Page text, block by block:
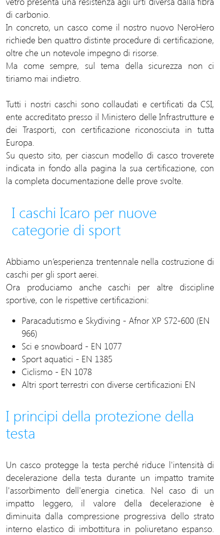
di carbonio.
In concreto, un casco come il nostro nuovo NeroHero
richiede ben quattro distinte procedure di certificazione,
oltre che un notevole impegno di risorse.
Ma come sempre, sul tema della sicurezza non ci
tiriamo mai indietro.
Tutti i nostri caschi sono collaudati e certificati da CSI,
ente accreditato presso il Ministero delle Infrastrutture e
dei Trasporti, con certificazione riconosciuta in tutta
Europa.
Su questo sito, per ciascun modello di casco troverete
indicata in fondo alla pagina la sua certificazione, con
la completa documentazione delle prove svolte.
I caschi Icaro per nuove
categorie di sport
Abbiamo un’esperienza trentennale nella costruzione di
caschi per gli sport aerei.
Ora produciamo anche caschi per altre discipline
sportive, con le rispettive certificazioni:
Paracadutismo e Skydiving - Afnor XP S72-600 (EN
966)
Sci e snowboard - EN 1077
Sport aquatici - EN 1385
Ciclismo - EN 1078
Altri sport terrestri con diverse certificazioni EN
I principi della protezione della
testa
Un casco protegge la testa perché riduce l'intensità di
decelerazione della testa durante un impatto tramite
l'assorbimento dell'energia cinetica. Nel caso di un
impatto leggero, il valore della decelerazione è
diminuita dalla compressione progressiva dello strato
interno elastico di imbottitura in poliuretano espanso.